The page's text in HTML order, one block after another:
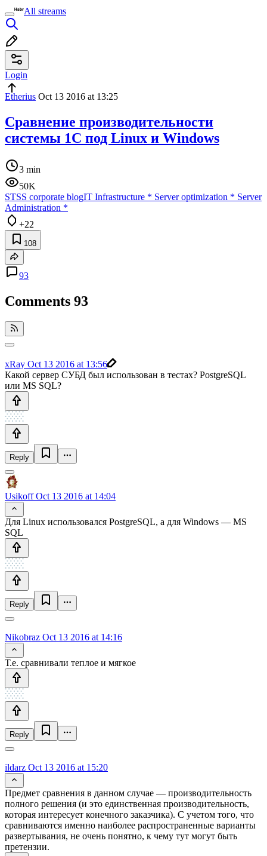
All streams
Login
Etherius Oct 13 2016 at 13:25
Сравнение производительности
системы 1С под Linux и Windows
3 min
50K
STSS corporate blogIT Infrastructure * Server optimization * Server
Administration *
+22
108
93
Comments 93
xRay Oct 13 2016 at 13:56
Какой сервер СУБД был использован в тестах? PostgreSQL
или MS SQL?
Reply
UsikoffOct 13 2016 at 14:04
Для Linux использовался PostgreSQL, а для Windows — MS
SQL
Reply
Nikobraz Oct 13 2016 at 14:16
Т.е. сравнивали теплое и мягкое
Reply
ildarz Oct 13 2016 at 15:20
Предмет сравнения в данном случае — производительность
полного решения (и это единственная производительность,
которая интересует конечного заказчика). С учетом того, что
сравниваются именно наиболее распространенные варианты
развертывания, не очень понятно, к чему тут могут быть
претензии.